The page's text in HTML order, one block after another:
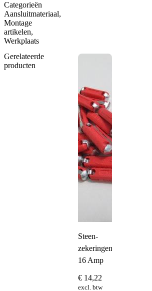
Categorieën
Aansluitmateriaal,
Montage
artikelen,
Werkplaats
Gerelateerde
producten
Steen-
zekeringen
16 Amp
€ 14,22
excl. btw